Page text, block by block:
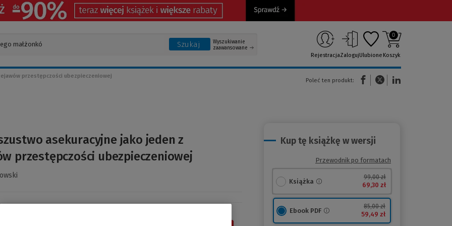
Szukaj
Wyszukiwanie
zaawansowane
RejestracjaZalogujUlubione
0
Koszyk
przestępczości ubezpieczeniowej
Poleć ten produkt:
(Nowe okno)(Link do innej strony)
asekuracyjne jako jeden z
przestępczości ubezpieczeniowej
Kup tę książkę w wersji
Przewodnik po formatach
Książka
99,00 zł
69,30 zł
Ebook PDF
85,00 zł
59,49 zł